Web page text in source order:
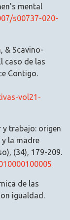
mental
s00737-020-
& Scavino-
caso de las
Contigo.
vol21-
y trabajo: origen
la madre
(34), 179-209.
de las
igualdad.